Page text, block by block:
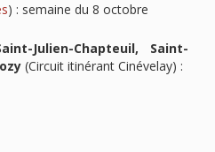
) : semaine du 8 octobre
Julien-Chapteuil, Saint-
(Circuit itinérant Cinévelay) :